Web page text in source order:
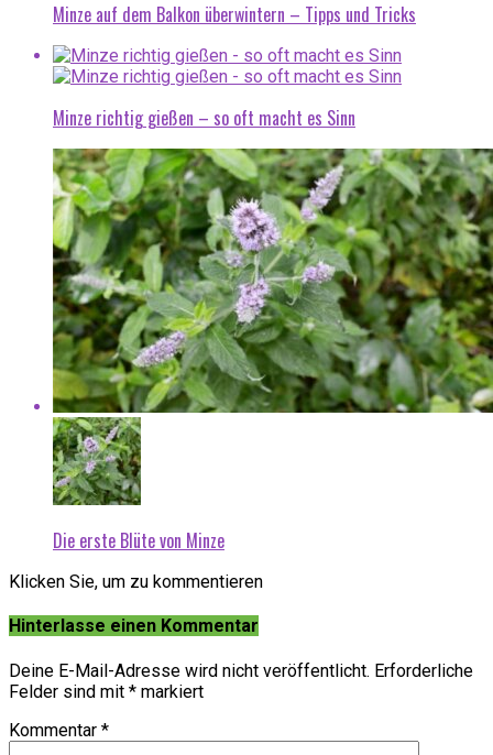
Minze auf dem Balkon überwintern – Tipps und Tricks
Minze richtig gießen – so oft macht es Sinn
Die erste Blüte von Minze
Klicken Sie, um zu kommentieren
Hinterlasse einen Kommentar
Deine E-Mail-Adresse wird nicht veröffentlicht. Erforderliche
Felder sind mit * markiert
Kommentar *